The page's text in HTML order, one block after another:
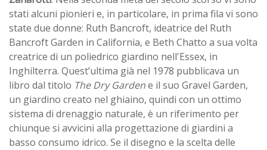
stati alcuni pionieri e, in particolare, in prima fila vi sono
state due donne: Ruth Bancroft, ideatrice del Ruth
Bancroft Garden in California, e Beth Chatto a sua volta
creatrice di un poliedrico giardino nell'Essex, in
Inghilterra. Quest’ultima già nel 1978 pubblicava un
libro dal titolo The Dry Gardene il suo Gravel Garden,
un giardino creato nel ghiaino, quindi con un ottimo
sistema di drenaggio naturale, è un riferimento per
chiunque si avvicini alla progettazione di giardini a
basso consumo idrico. Se il disegno e la scelta delle